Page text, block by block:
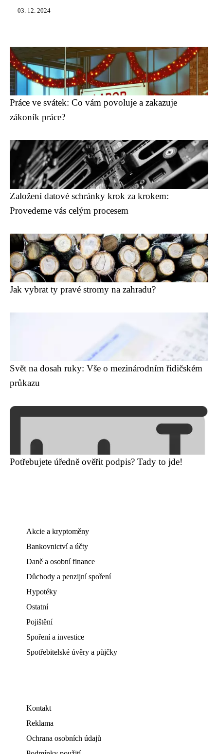
03. 12. 2024
Práce ve svátek: Co vám povoluje a zakazuje
zákoník práce?
Založení datové schránky krok za krokem:
Provedeme vás celým procesem
Jak vybrat ty pravé stromy na zahradu?
Svět na dosah ruky: Vše o mezinárodním řidičském
průkazu
Potřebujete úředně ověřit podpis? Tady to jde!
Akcie a kryptoměny
Bankovnictví a účty
Daně a osobní finance
Důchody a penzijní spoření
Hypotéky
Ostatní
Pojištění
Spoření a investice
Spotřebitelské úvěry a půjčky
Kontakt
Reklama
Ochrana osobních údajů